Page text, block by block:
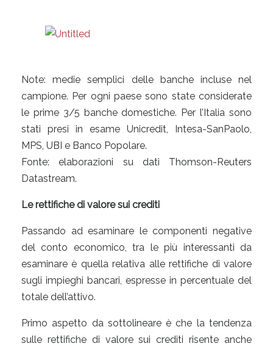
Note: medie semplici delle banche incluse nel
campione. Per ogni paese sono state considerate
le prime 3/5 banche domestiche. Per l’Italia sono
stati presi in esame Unicredit, Intesa-SanPaolo,
MPS, UBI e Banco Popolare.
Fonte: elaborazioni su dati Thomson-Reuters
Datastream.
Le rettifiche di valore sui crediti
Passando ad esaminare le componenti negative
del conto economico, tra le più interessanti da
esaminare è quella relativa alle rettifiche di valore
sugli impieghi bancari, espresse in percentuale del
totale dell’attivo.
Primo aspetto da sottolineare è che la tendenza
sulle rettifiche di valore sui crediti risente anche